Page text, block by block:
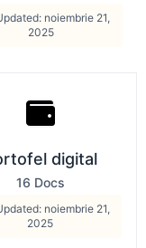
noiembrie 21,
2025
digital
16 Docs
noiembrie 21,
2025